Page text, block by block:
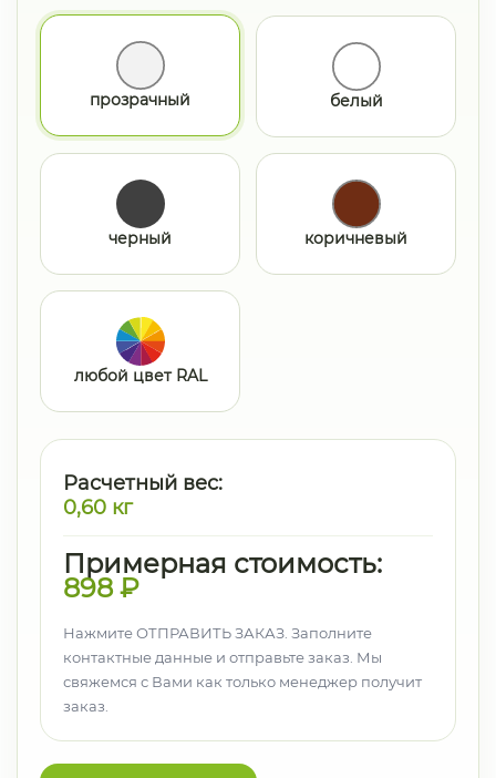
прозрачный белый
черный коричневый
любой цвет RAL
Расчетный вес:
0,60 кг
Примерная стоимость:
898₽
Нажмите ОТПРАВИТЬ ЗАКАЗ. Заполните
контактные данные и отправьте заказ. Мы
свяжемся с Вами как только менеджер получит
заказ.